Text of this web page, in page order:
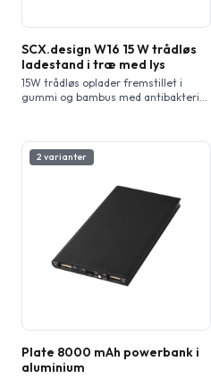
SCX.design W16 15 W trådløs
ladestand i træ med lys
15W trådløs oplader fremstillet i
gummi og bambus med antibakteriel
af genbrugskraftpapir inklusive et
kabel i genvundet PET plast. Patent
EUROPA EUIPO.
2 varianter
Plate 8000 mAh powerbank i
aluminium